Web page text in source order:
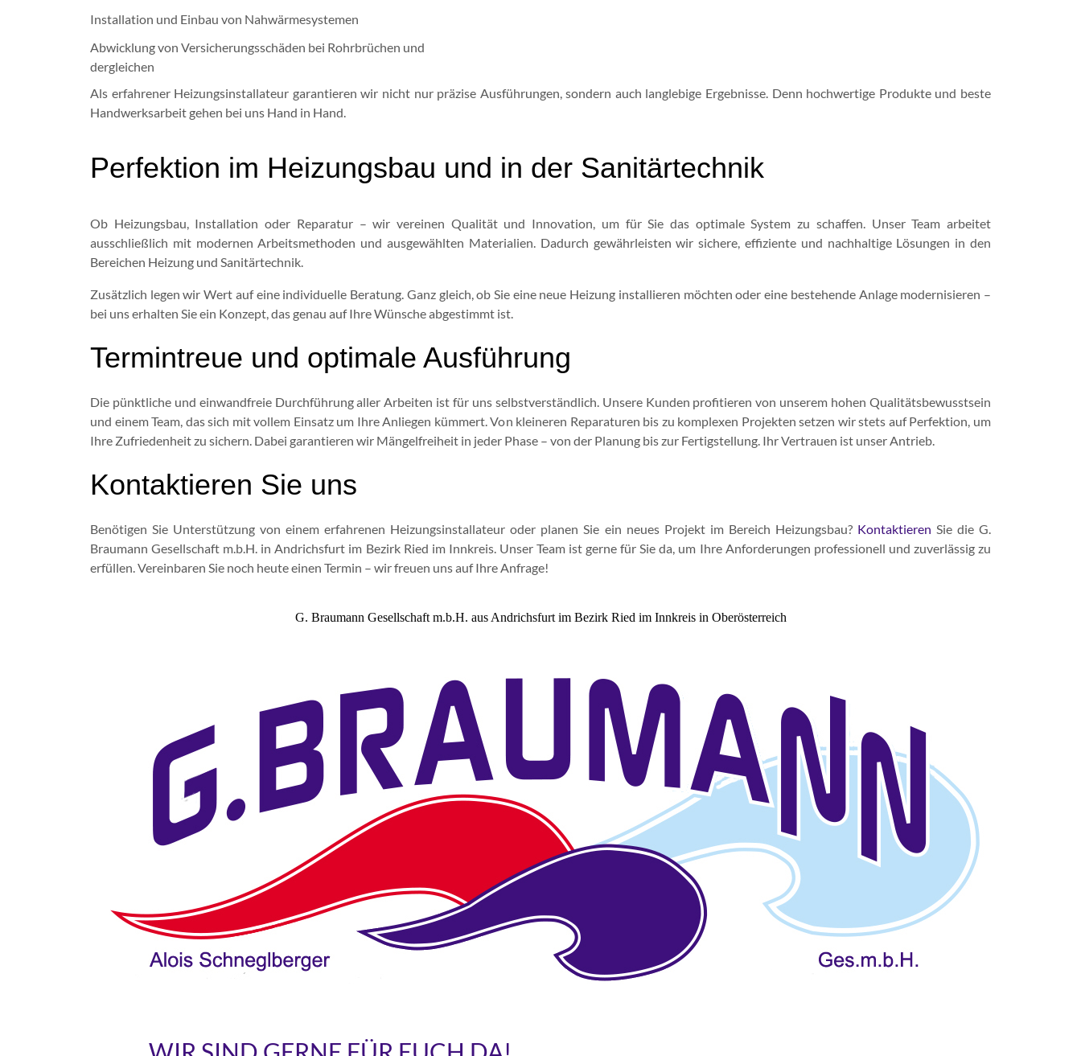
Installation und Einbau von Nahwärmesystemen
Abwicklung von Versicherungsschäden bei Rohrbrüchen und
dergleichen
Als erfahrener Heizungsinstallateur garantieren wir nicht nur präzise Ausführungen, sondern auch langlebige Ergebnisse. Denn hochwertige Produkte und beste
Handwerksarbeit gehen bei uns Hand in Hand.
Perfektion im Heizungsbau und in der Sanitärtechnik
Ob Heizungsbau, Installation oder Reparatur – wir vereinen Qualität und Innovation, um für Sie das optimale System zu schaffen. Unser Team arbeitet
ausschließlich mit modernen Arbeitsmethoden und ausgewählten Materialien. Dadurch gewährleisten wir sichere, effiziente und nachhaltige Lösungen in den
Bereichen Heizung und Sanitärtechnik.
Zusätzlich legen wir Wert auf eine individuelle Beratung. Ganz gleich, ob Sie eine neue Heizung installieren möchten oder eine bestehende Anlage modernisieren –
bei uns erhalten Sie ein Konzept, das genau auf Ihre Wünsche abgestimmt ist.
Termintreue und optimale Ausführung
Die pünktliche und einwandfreie Durchführung aller Arbeiten ist für uns selbstverständlich. Unsere Kunden profitieren von unserem hohen Qualitätsbewusstsein
und einem Team, das sich mit vollem Einsatz um Ihre Anliegen kümmert. Von kleineren Reparaturen bis zu komplexen Projekten setzen wir stets auf Perfektion, um
Ihre Zufriedenheit zu sichern. Dabei garantieren wir Mängelfreiheit in jeder Phase – von der Planung bis zur Fertigstellung. Ihr Vertrauen ist unser Antrieb.
Kontaktieren Sie uns
Benötigen Sie Unterstützung von einem erfahrenen Heizungsinstallateur oder planen Sie ein neues Projekt im Bereich Heizungsbau? Kontaktieren Sie die G.
Braumann Gesellschaft m.b.H. in Andrichsfurt im Bezirk Ried im Innkreis. Unser Team ist gerne für Sie da, um Ihre Anforderungen professionell und zuverlässig zu
erfüllen. Vereinbaren Sie noch heute einen Termin – wir freuen uns auf Ihre Anfrage!
G. Braumann Gesellschaft m.b.H. aus Andrichsfurt im Bezirk Ried im Innkreis in Oberösterreich